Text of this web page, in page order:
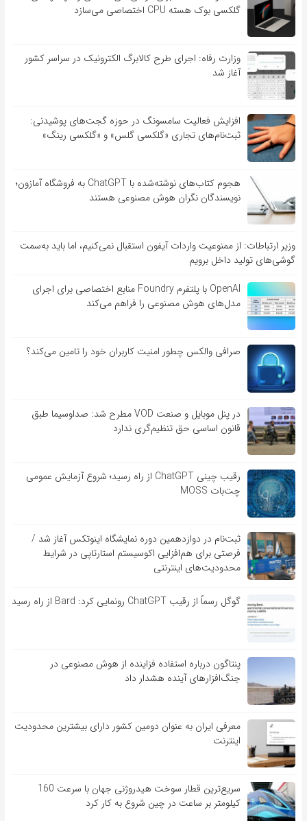
گلکسی بوک هسته CPU اختصاصی می‌سازد
وزارت رفاه: اجرای طرح کالابرگ الکترونیک در سراسر کشور
آغاز شد
افزایش فعالیت سامسونگ در حوزه گجت‌های پوشیدنی:
ثبت‌نام‌های تجاری «گلکسی گلس» و «گلکسی رینگ»
هجوم کتاب‌های نوشته‌شده با ChatGPT به فروشگاه آمازون؛
نویسندگان نگران هوش مصنوعی هستند
وزیر ارتباطات: از ممنوعیت واردات آیفون استقبال نمی‌کنیم، اما باید به‌سمت
گوشی‌های تولید داخل برویم
OpenAI با پلتفرم Foundry منابع اختصاصی برای اجرای
مدل‌های هوش مصنوعی را فراهم می‌کند
صرافی والکس چطور امنیت کاربران خود را تامین می‌کند؟
در پنل موبایل و صنعت VOD مطرح شد: صداوسیما طبق
قانون اساسی حق تنظیم‌گری ندارد
رقیب چینی ChatGPT از راه رسید؛ شروع آزمایش عمومی
چت‌بات MOSS
ثبت‌نام در دوازدهمین دوره نمایشگاه اینوتکس آغاز شد /
فرصتی برای هم‌افزایی اکوسیستم استارتاپی در شرایط
محدودیت‌های اینترنتی
گوگل رسماً از رقیب ChatGPT رونمایی کرد: Bard از راه رسید
پنتاگون درباره استفاده فزاینده از هوش مصنوعی در
جنگ‌افزارهای آینده هشدار داد
معرفی ایران به عنوان دومین کشور دارای بیشترین محدودیت
اینترنت
سریع‌ترین قطار سوخت هیدروژنی جهان با سرعت 160
کیلومتر بر ساعت در چین شروع به کار کرد